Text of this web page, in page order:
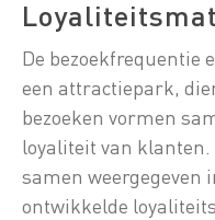
De bezoekfrequentie
een attractiepark,
bezoeken vormen
loyaliteit van klanten.
samen weergegeven
ontwikkelde